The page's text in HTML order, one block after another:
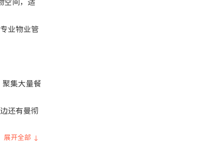
空间，适
业物业管
集大量餐
还有曼彻
展开全部 ↓